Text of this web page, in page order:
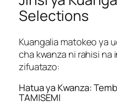
Selections
Kuangalia matokeo ya
cha kwanza ni rahisi na
zifuatazo:
Hatua ya Kwanza:
TAMISEMI